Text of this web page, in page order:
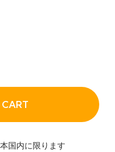
国内に限ります